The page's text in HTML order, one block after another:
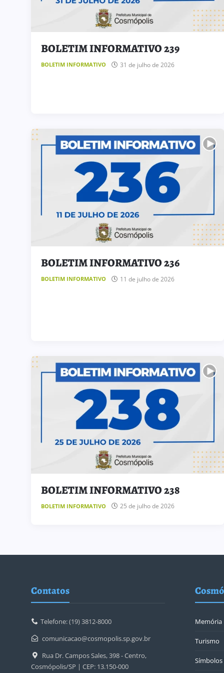
BOLETIM INFORMATIVO 239
BOLETIM INFORMATIVO 31 de julho de 2026
BOLETIM INFORMATIVO 236
BOLETIM INFORMATIVO 11 de julho de 2026
BOLETIM INFORMATIVO 238
BOLETIM INFORMATIVO 25 de julho de 2026
Contatos
Telefone: (19) 3812-8000
comunicacao@cosmopolis.sp.gov.br
Rua Dr. Campos Sales, 398 - Centro,
Cosmópolis/SP | CEP: 13.150-000
Memória
Turismo